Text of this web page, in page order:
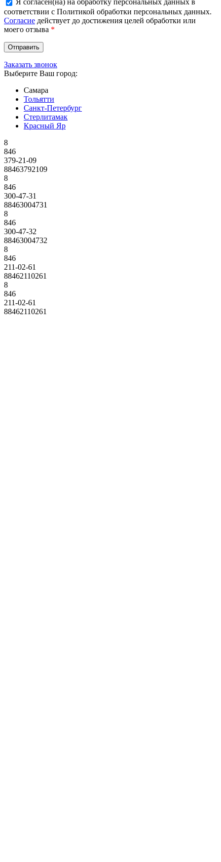
Я согласен(на) на обработку персональных данных в
соответствии с Политикой обработки персональных данных.
Согласие действует до достижения целей обработки или
моего отзыва *
Заказать звонок
Выберите Ваш город:
Самара
Тольятти
Санкт-Петербург
Стерлитамак
Красный Яр
8
846
379-21-09
88463792109
8
846
300-47-31
88463004731
8
846
300-47-32
88463004732
8
846
211-02-61
88462110261
8
846
211-02-61
88462110261